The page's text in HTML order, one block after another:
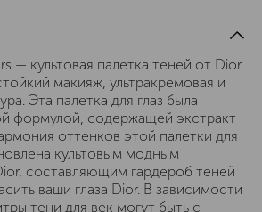
— культовая палетка теней от Dior
макияж, ультракремовая и
Эта палетка для глаз была
формулой, содержащей экстракт
оттенков этой палетки для
​​культовым модным
составляющим гардероб теней
ваши глаза Dior. В зависимости
тени для век могут быть с